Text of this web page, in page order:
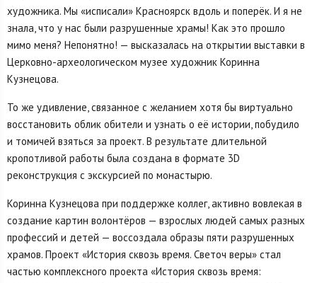
художника. Мы «исписали» Красноярск вдоль и поперёк. И я не
знала, что у нас были разрушенные храмы! Как это прошло
мимо меня? Непонятно! — высказалась на открытии выставки в
Церковно-археологическом музее художник Коринна
Кузнецова.
То же удивление, связанное с желанием хотя бы виртуально
восстановить облик обители и узнать о её истории, побудило
и томичей взяться за проект. В результате длительной
кропотливой работы была создана в формате 3D
реконструкция с экскурсией по монастырю.
Коринна Кузнецова при поддержке коллег, активно вовлекая в
создание картин волонтёров — взрослых людей самых разных
профессий и детей — воссоздала образы пяти разрушенных
храмов. Проект «История сквозь время. Светоч веры» стал
частью комплексного проекта «История сквозь время: